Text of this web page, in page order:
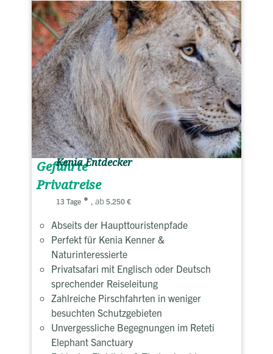
Geführte
Privatreise
Kenia Entdecker
13 Tage , ab 5.250 €
Abseits der Haupttouristenpfade
Perfekt für Kenia Kenner &
Naturinteressierte
Privatsafari mit Englisch oder Deutsch
sprechender Reiseleitung
Zahlreiche Pirschfahrten in weniger
besuchten Schutzgebieten
Unvergessliche Begegnungen im Reteti
Elephant Sanctuary